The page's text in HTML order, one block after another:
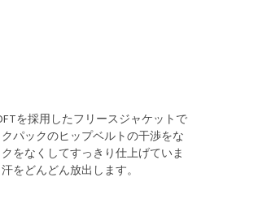
を採用したフリースジャケットで
パックのヒップベルトの干渉をな
をなくしてすっきり仕上げていま
をどんどん放出します。